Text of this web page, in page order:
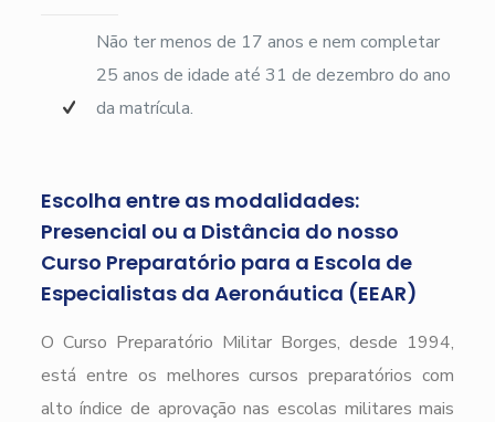
Não ter menos de 17 anos e nem completar
25 anos de idade até 31 de dezembro do ano
da matrícula.
Escolha entre as modalidades:
Presencial ou a Distância do nosso
Curso Preparatório para a Escola de
Especialistas da Aeronáutica (EEAR)
O Curso Preparatório Militar Borges, desde 1994,
está entre os melhores cursos preparatórios com
alto índice de aprovação nas escolas militares mais